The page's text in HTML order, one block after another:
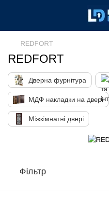
REDFORT
REDFORT
Дверна фурнітура
МДФ накладки на двері
Міжкімнатні двері
Фільтр